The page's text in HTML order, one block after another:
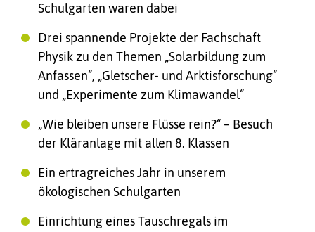
Schulgarten waren dabei
Drei spannende Projekte der Fachschaft
Physik zu den Themen „Solarbildung zum
Anfassen“, „Gletscher- und Arktisforschung“
und „Experimente zum Klimawandel“
„Wie bleiben unsere Flüsse rein?“ – Besuch
der Kläranlage mit allen 8. Klassen
Ein ertragreiches Jahr in unserem
ökologischen Schulgarten
Einrichtung eines Tauschregals im